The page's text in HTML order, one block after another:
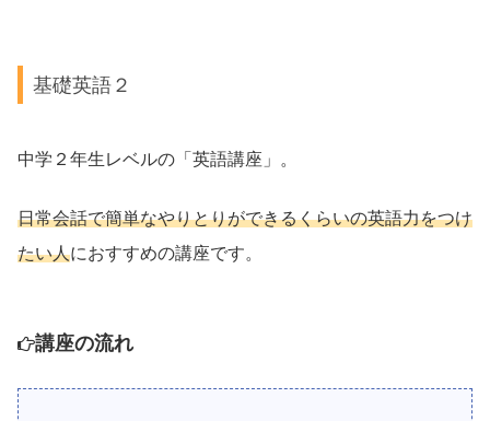
基礎英語２
中学２年生レベルの「英語講座」 。
日常会話で簡単なやりとりができるくらいの英語力をつけ
たい人におすすめの講座です。
講座の流れ